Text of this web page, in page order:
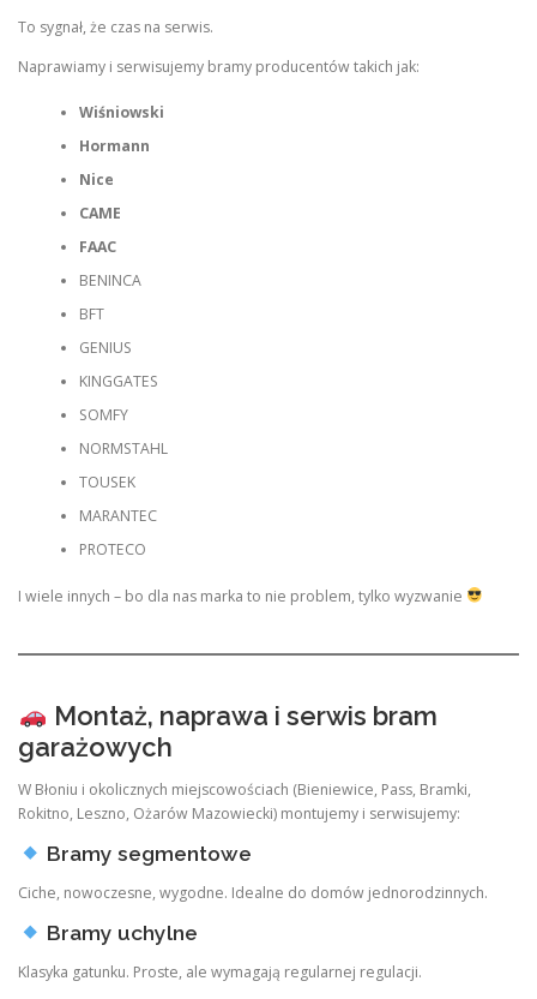
To sygnał, że czas na serwis.
Naprawiamy i serwisujemy bramy producentów takich jak:
Wiśniowski
Hormann
Nice
CAME
FAAC
BENINCA
BFT
GENIUS
KINGGATES
SOMFY
NORMSTAHL
TOUSEK
MARANTEC
PROTECO
I wiele innych – bo dla nas marka to nie problem, tylko wyzwanie
Montaż, naprawa i serwis bram
garażowych
W Błoniu i okolicznych miejscowościach (Bieniewice, Pass, Bramki,
Rokitno, Leszno, Ożarów Mazowiecki) montujemy i serwisujemy:
Bramy segmentowe
Ciche, nowoczesne, wygodne. Idealne do domów jednorodzinnych.
Bramy uchylne
Klasyka gatunku. Proste, ale wymagają regularnej regulacji.